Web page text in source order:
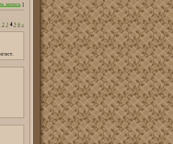
запись]
2 3 4 5 6 »